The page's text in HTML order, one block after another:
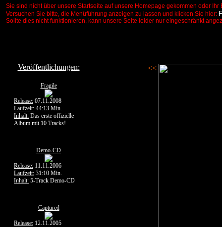
Sie sind nicht über unsere Startseite auf unsere Homepage gekommen oder
Versuchen Sie bitte, die Menüführung anzeigen zu lassen und klicken Sie hier:
Sollte dies nicht funktionieren, kann unsere Seite leider nur eingeschränkt
Veröffentlichungen:
Fragile
Release: 07.11.2008
Laufzeit: 44:13 Min.
Inhalt: Das erste offizielle
Album mit 10 Tracks!
Demo-CD
Release: 11.11.2006
Laufzeit: 31:10 Min.
Inhalt: 5-Track Demo-CD
Captured
Release: 12.11.2005
<<